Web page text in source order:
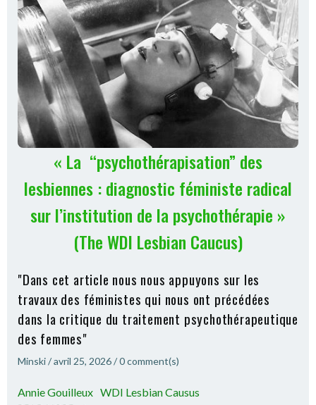
« La “psychothérapisation” des
lesbiennes : diagnostic féministe radical
sur l’institution de la psychothérapie »
(The WDI Lesbian Caucus)
"Dans cet article nous nous appuyons sur les
travaux des féministes qui nous ont précédées
dans la critique du traitement psychothérapeutique
des femmes"
Minski/avril 25, 2026/0comment(s)
Annie Gouilleux WDI Lesbian Causus